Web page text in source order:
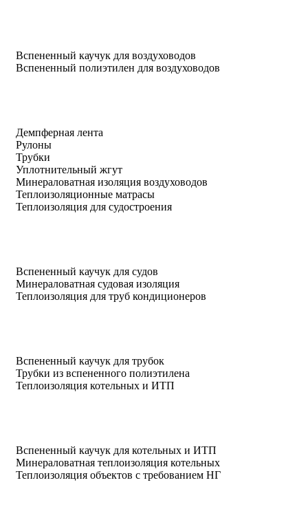
Вспененный каучук для воздуховодов
Вспененный полиэтилен для воздуховодов
Демпферная лента
Рулоны
Трубки
Уплотнительный жгут
Минераловатная изоляция воздуховодов
Теплоизоляционные матрасы
Теплоизоляция для судостроения
Вспененный каучук для судов
Минераловатная судовая изоляция
Теплоизоляция для труб кондиционеров
Вспененный каучук для трубок
Трубки из вспененного полиэтилена
Теплоизоляция котельных и ИТП
Вспененный каучук для котельных и ИТП
Минераловатная теплоизоляция котельных
Теплоизоляция объектов с требованием НГ